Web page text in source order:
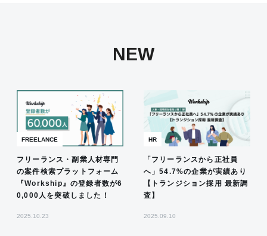
NEW
FREELANCE
フリーランス・副業人材専門
の案件検索プラットフォーム
『Workship』の登録者数が6
0,000人を突破しました！
2025.10.23
HR
「フリーランスから正社員
へ」54.7%の企業が実績あり
【トランジション採用 最新調
査】
2025.09.10